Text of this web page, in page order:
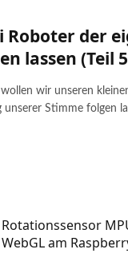
Roboter der
lassen (Teil
wir unseren
unserer Stimme folgen
Rotationssensor
WebGL am